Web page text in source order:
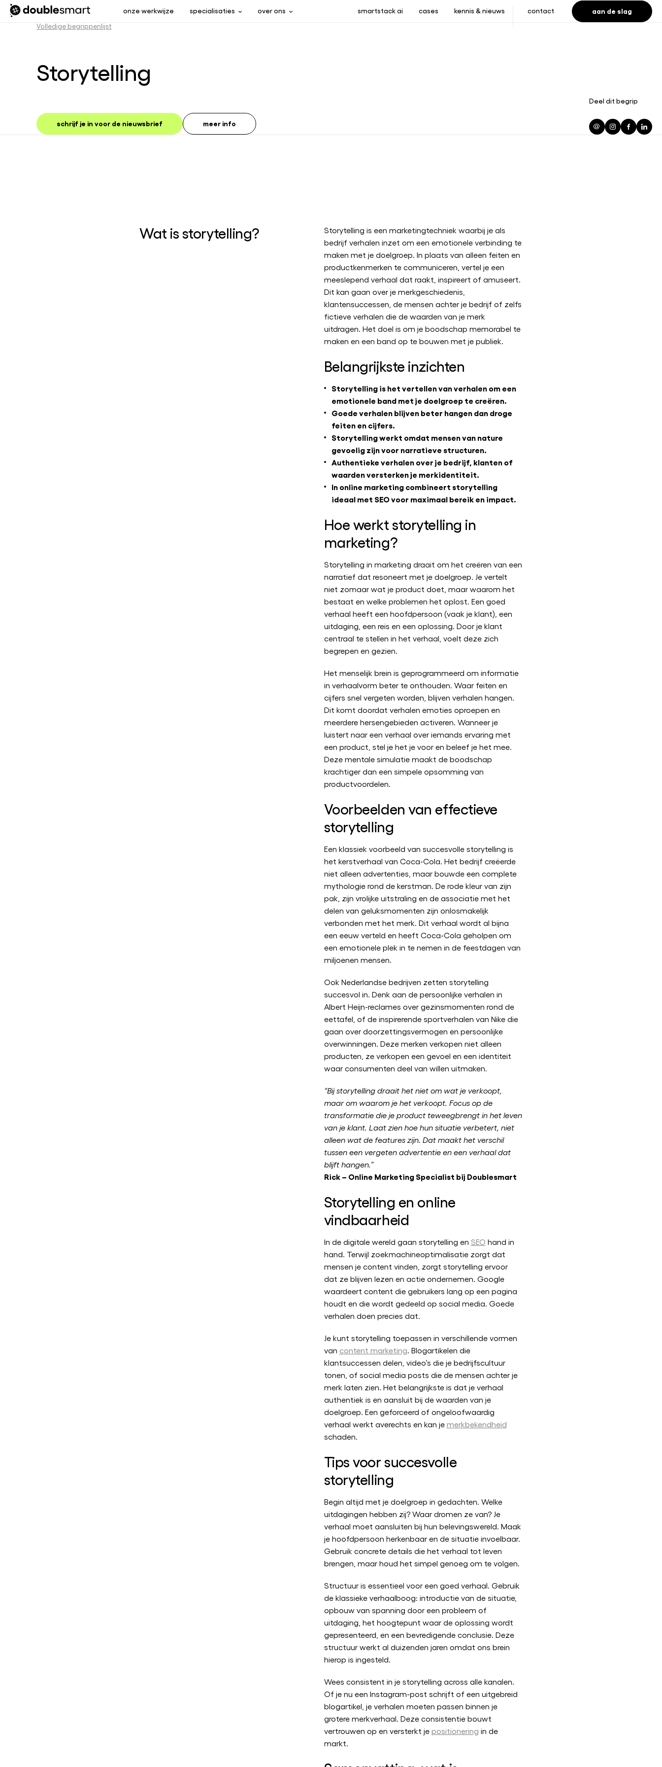
onze werkwijze specialisaties over ons smartstack ai cases kennis & nieuws contact
aan de slag
Volledige begrippenlijst
Storytelling
schrijf je in voor de nieuwsbrief meer info
Deel dit begrip
Wat is storytelling?
Storytelling is een marketingtechniek waarbij je als
bedrijf verhalen inzet om een emotionele verbinding te
maken met je doelgroep. In plaats van alleen feiten en
productkenmerken te communiceren, vertel je een
meeslepend verhaal dat raakt, inspireert of amuseert.
Dit kan gaan over je merkgeschiedenis,
klantensuccessen, de mensen achter je bedrijf of zelfs
fictieve verhalen die de waarden van je merk
uitdragen. Het doel is om je boodschap memorabel te
maken en een band op te bouwen met je publiek.
Belangrijkste inzichten
Storytelling is het vertellen van verhalen om een
emotionele band met je doelgroep te creëren.
Goede verhalen blijven beter hangen dan droge
feiten en cijfers.
Storytelling werkt omdat mensen van nature
gevoelig zijn voor narratieve structuren.
Authentieke verhalen over je bedrijf, klanten of
waarden versterken je merkidentiteit.
In online marketing combineert storytelling
ideaal met SEO voor maximaal bereik en impact.
Hoe werkt storytelling in
marketing?
Storytelling in marketing draait om het creëren van een
narratief dat resoneert met je doelgroep. Je vertelt
niet zomaar wat je product doet, maar waarom het
bestaat en welke problemen het oplost. Een goed
verhaal heeft een hoofdpersoon (vaak je klant), een
uitdaging, een reis en een oplossing. Door je klant
centraal te stellen in het verhaal, voelt deze zich
begrepen en gezien.
Het menselijk brein is geprogrammeerd om informatie
in verhaalvorm beter te onthouden. Waar feiten en
cijfers snel vergeten worden, blijven verhalen hangen.
Dit komt doordat verhalen emoties oproepen en
meerdere hersengebieden activeren. Wanneer je
luistert naar een verhaal over iemands ervaring met
een product, stel je het je voor en beleef je het mee.
Deze mentale simulatie maakt de boodschap
krachtiger dan een simpele opsomming van
productvoordelen.
Voorbeelden van effectieve
storytelling
Een klassiek voorbeeld van succesvolle storytelling is
het kerstverhaal van Coca-Cola. Het bedrijf creëerde
niet alleen advertenties, maar bouwde een complete
mythologie rond de kerstman. De rode kleur van zijn
pak, zijn vrolijke uitstraling en de associatie met het
delen van geluksmomenten zijn onlosmakelijk
verbonden met het merk. Dit verhaal wordt al bijna
een eeuw verteld en heeft Coca-Cola geholpen om
een emotionele plek in te nemen in de feestdagen van
miljoenen mensen.
Ook Nederlandse bedrijven zetten storytelling
succesvol in. Denk aan de persoonlijke verhalen in
Albert Heijn-reclames over gezinsmomenten rond de
eettafel, of de inspirerende sportverhalen van Nike die
gaan over doorzettingsvermogen en persoonlijke
overwinningen. Deze merken verkopen niet alleen
producten, ze verkopen een gevoel en een identiteit
waar consumenten deel van willen uitmaken.
“Bij storytelling draait het niet om wat je verkoopt,
maar om waarom je het verkoopt. Focus op de
transformatie die je product teweegbrengt in het leven
van je klant. Laat zien hoe hun situatie verbetert, niet
alleen wat de features zijn. Dat maakt het verschil
tussen een vergeten advertentie en een verhaal dat
blijft hangen.”
Rick – Online Marketing Specialist bij Doublesmart
Storytelling en online
vindbaarheid
In de digitale wereld gaan storytelling en SEO hand in
hand. Terwijl zoekmachineoptimalisatie zorgt dat
mensen je content vinden, zorgt storytelling ervoor
dat ze blijven lezen en actie ondernemen. Google
waardeert content die gebruikers lang op een pagina
houdt en die wordt gedeeld op social media. Goede
verhalen doen precies dat.
Je kunt storytelling toepassen in verschillende vormen
van content marketing. Blogartikelen die
klantsuccessen delen, video’s die je bedrijfscultuur
tonen, of social media posts die de mensen achter je
merk laten zien. Het belangrijkste is dat je verhaal
authentiek is en aansluit bij de waarden van je
doelgroep. Een geforceerd of ongeloofwaardig
verhaal werkt averechts en kan je merkbekendheid
schaden.
Tips voor succesvolle
storytelling
Begin altijd met je doelgroep in gedachten. Welke
uitdagingen hebben zij? Waar dromen ze van? Je
verhaal moet aansluiten bij hun belevingswereld. Maak
je hoofdpersoon herkenbaar en de situatie invoelbaar.
Gebruik concrete details die het verhaal tot leven
brengen, maar houd het simpel genoeg om te volgen.
Structuur is essentieel voor een goed verhaal. Gebruik
de klassieke verhaalboog: introductie van de situatie,
opbouw van spanning door een probleem of
uitdaging, het hoogtepunt waar de oplossing wordt
gepresenteerd, en een bevredigende conclusie. Deze
structuur werkt al duizenden jaren omdat ons brein
hierop is ingesteld.
Wees consistent in je storytelling across alle kanalen.
Of je nu een Instagram-post schrijft of een uitgebreid
blogartikel, je verhalen moeten passen binnen je
grotere merkverhaal. Deze consistentie bouwt
vertrouwen op en versterkt je positionering in de
markt.